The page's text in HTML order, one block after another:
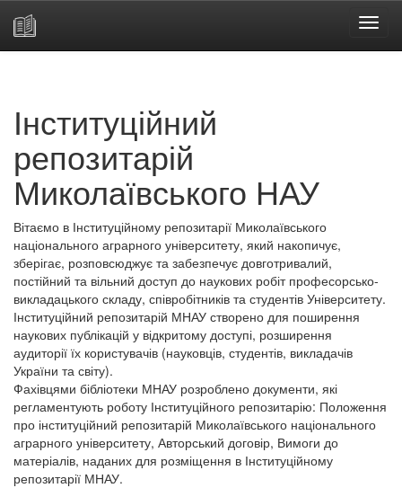
Інституційний
репозитарій
Миколаївського НАУ
Вітаємо в Інституційному репозитарії Миколаївського
національного аграрного університету, який накопичує,
зберігає, розповсюджує та забезпечує довготривалий,
постійний та вільний доступ до наукових робіт професорсько-
викладацького складу, співробітників та студентів Університету.
Інституційний репозитарій МНАУ створено для поширення
наукових публікацій у відкритому доступі, розширення
аудиторії їх користувачів (науковців, студентів, викладачів
України та світу).
Фахівцями бібліотеки МНАУ розроблено документи, які
регламентують роботу Інституційного репозитарію: Положення
про інституційний репозитарій Миколаївського національного
аграрного університету, Авторський договір, Вимоги до
матеріалів, наданих для розміщення в Інституційному
репозитарії МНАУ.